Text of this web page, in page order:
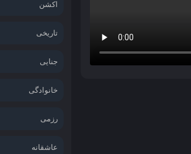
اکشن
تاریخی
جنایی
خانوادگی
رزمی
عاشقانه